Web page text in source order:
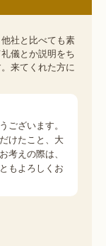
社と比べても素
儀とか説明をち
来てくれた方に
ございます。
けたこと、大
えの際は、
もよろしくお